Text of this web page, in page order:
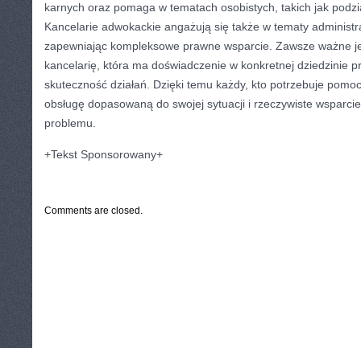
karnych oraz pomaga w tematach osobistych, takich jak
Kancelarie adwokackie angażują się także w tematy
zapewniając kompleksowe prawne wsparcie. Zawsze ważne
kancelarię, która ma doświadczenie w konkretnej dziedzinie
skuteczność działań. Dzięki temu każdy, kto potrzebuje
obsługę dopasowaną do swojej sytuacji i rzeczywiste
problemu.
+Tekst Sponsorowany+
Comments are closed.